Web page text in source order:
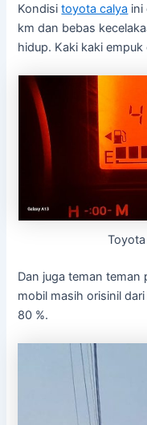
Kondisitoyota calya ini
km dan bebas
hidup. Kaki kaki
Toyota
Dan juga teman teman
mobil masih orisinil
80 %.